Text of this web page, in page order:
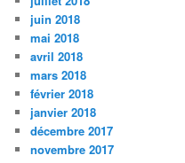
juin 2018
mai 2018
avril 2018
mars 2018
février 2018
janvier 2018
décembre 2017
novembre 2017